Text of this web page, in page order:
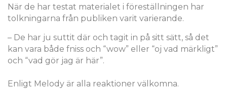
När de har testat materialet i föreställningen har
tolkningarna från publiken varit varierande.
– De har ju suttit där och tagit in på sitt sätt, så det
kan vara både fniss och “wow” eller “oj vad märkligt”
och “vad gör jag är här”.
Enligt Melody är alla reaktioner välkomna.